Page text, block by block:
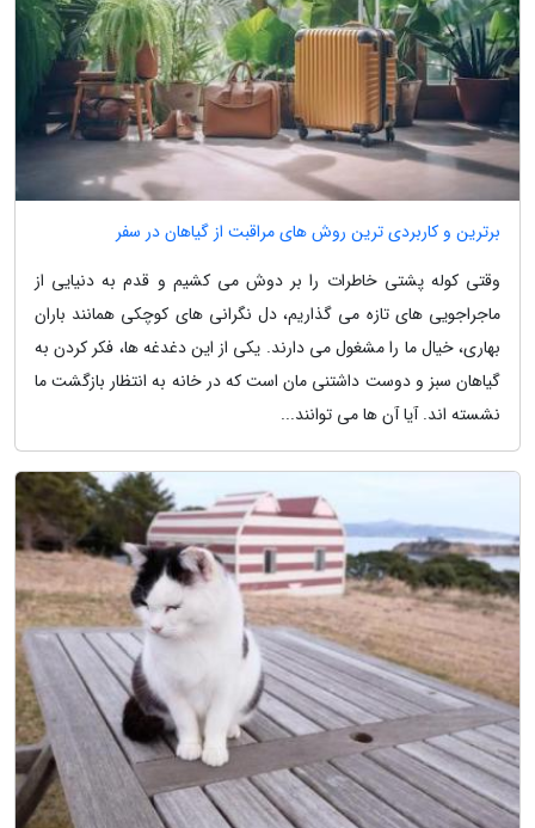
برترین و کاربردی ترین روش های مراقبت از گیاهان در سفر
وقتی کوله پشتی خاطرات را بر دوش می کشیم و قدم به دنیایی از
ماجراجویی های تازه می گذاریم، دل نگرانی های کوچکی همانند باران
بهاری، خیال ما را مشغول می دارند. یکی از این دغدغه ها، فکر کردن به
گیاهان سبز و دوست داشتنی مان است که در خانه به انتظار بازگشت ما
نشسته اند. آیا آن ها می توانند...